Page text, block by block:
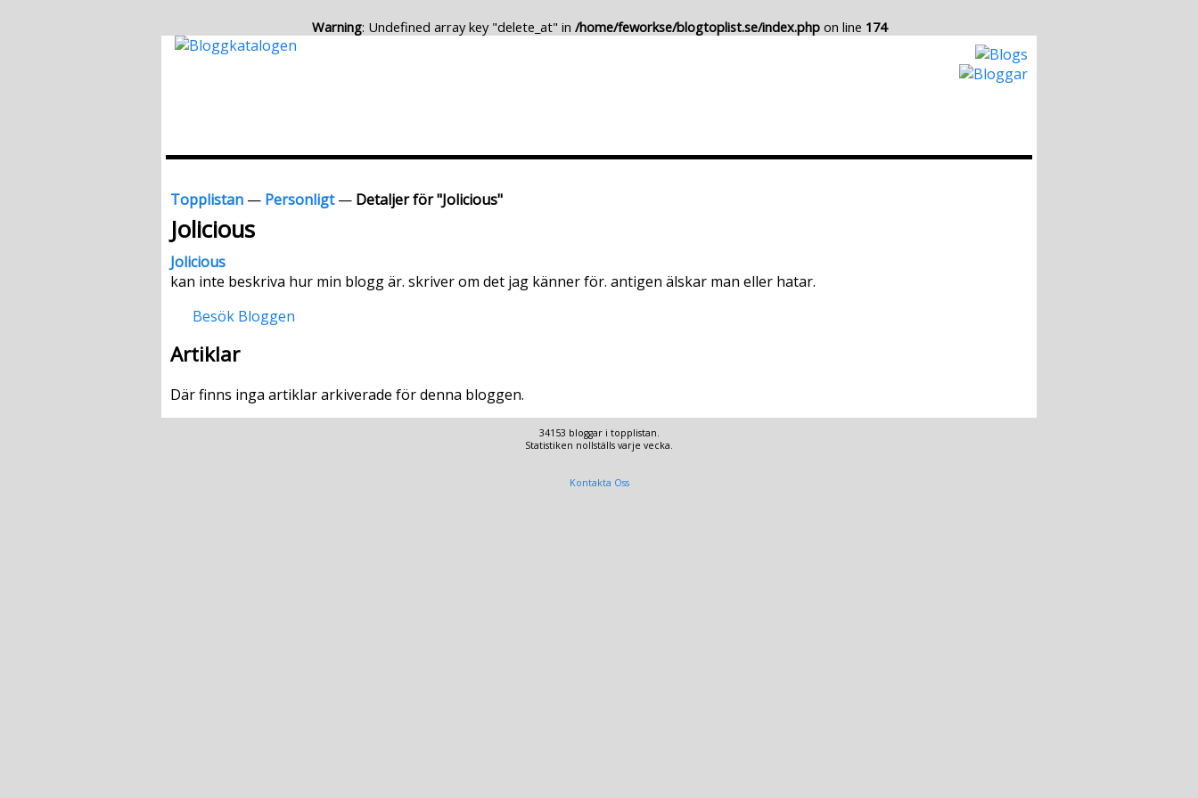
Warning: Undefined array key "delete_at" in /home/feworkse/blogtoplist.se/index.phpon line 174
Topplistan — Personligt— Detaljer för "Jolicious"
Jolicious
Jolicious
kan inte beskriva hur min blogg är. skriver om det jag känner för. antigen älskar man eller hatar.
Besök Bloggen
Artiklar
Där finns inga artiklar arkiverade för denna bloggen.
34153 bloggar i topplistan.
Statistiken nollställs varje vecka.
Kontakta Oss